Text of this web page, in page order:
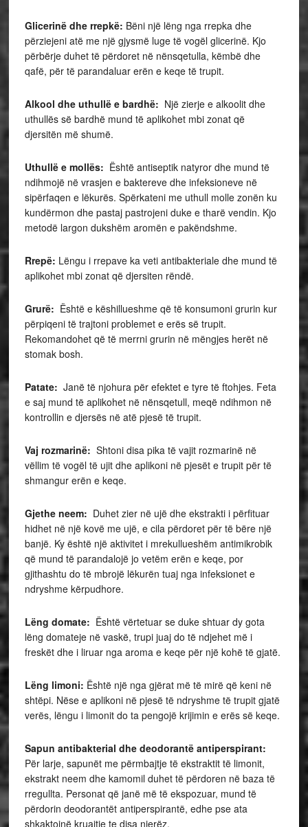
Glicerinë dhe rrepkë: Bëni një lëng nga rrepka dhe
përziejeni atë me një gjysmë luge të vogël glicerinë. Kjo
përbërje duhet të përdoret në nënsqetulla, këmbë dhe
qafë, për të parandaluar erën e keqe të trupit.
Alkool dhe uthullë e bardhë: Një zierje e alkoolit dhe
uthullës së bardhë mund të aplikohet mbi zonat që
djersitën më shumë.
Uthullë e mollës: Është antiseptik natyror dhe mund të
ndihmojë në vrasjen e baktereve dhe infeksioneve në
sipërfaqen e lëkurës. Spërkateni me uthull molle zonën ku
kundërmon dhe pastaj pastrojeni duke e tharë vendin. Kjo
metodë largon dukshëm aromën e pakëndshme.
Rrepë: Lëngu i rrepave ka veti antibakteriale dhe mund të
aplikohet mbi zonat që djersiten rëndë.
Grurë: Është e këshillueshme që të konsumoni grurin kur
përpiqeni të trajtoni problemet e erës së trupit.
Rekomandohet që të merrni grurin në mëngjes herët në
stomak bosh.
Patate: Janë të njohura për efektet e tyre të ftohjes. Feta
e saj mund të aplikohet në nënsqetull, meqë ndihmon në
kontrollin e djersës në atë pjesë të trupit.
Vaj rozmarinë: Shtoni disa pika të vajit rozmarinë në
vëllim të vogël të ujit dhe aplikoni në pjesët e trupit për të
shmangur erën e keqe.
Gjethe neem: Duhet zier në ujë dhe ekstrakti i përfituar
hidhet në një kovë me ujë, e cila përdoret për të bëre një
banjë. Ky është një aktivitet i mrekullueshëm antimikrobik
që mund të parandalojë jo vetëm erën e keqe, por
gjithashtu do të mbrojë lëkurën tuaj nga infeksionet e
ndryshme kërpudhore.
Lëng domate: Është vërtetuar se duke shtuar dy gota
lëng domateje në vaskë, trupi juaj do të ndjehet më i
freskët dhe i liruar nga aroma e keqe për një kohë të gjatë.
Lëng limoni: Është një nga gjërat më të mirë që keni në
shtëpi. Nëse e aplikoni në pjesë të ndryshme të trupit gjatë
verës, lëngu i limonit do ta pengojë krijimin e erës së keqe.
Sapun antibakterial dhe deodorantë antiperspirant:
Për larje, sapunët me përmbajtje të ekstraktit të limonit,
ekstrakt neem dhe kamomil duhet të përdoren në baza të
rregullta. Personat që janë më të ekspozuar, mund të
përdorin deodorantët antiperspirantë, edhe pse ata
shkaktojnë kruajtje te disa njerëz.